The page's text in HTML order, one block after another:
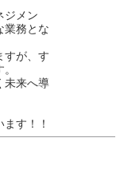
ジメン
業務とな
すが、す
未来へ導
す！！